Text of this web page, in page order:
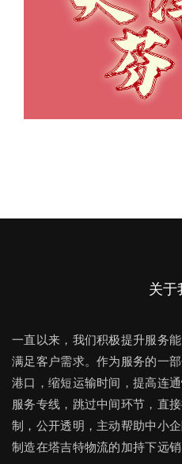
关于
一直以来，我们积极提升服务
满足客户需求。作为服务的一
港口，缩短运输时间，提高连
服务专线，跳过中间环节，直
制，公开透明，主动帮助中小
制造在塔吉特物流的加持下远